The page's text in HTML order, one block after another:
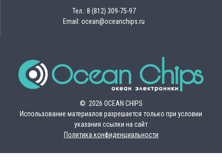
Тел.: 8 (812) 309-75-97
Email: ocean@oceanchips.ru
© 2026 OCEAN CHIPS
Использование материалов разрешается только при условии
указания ссылки на сайт
Политика конфиденциальности